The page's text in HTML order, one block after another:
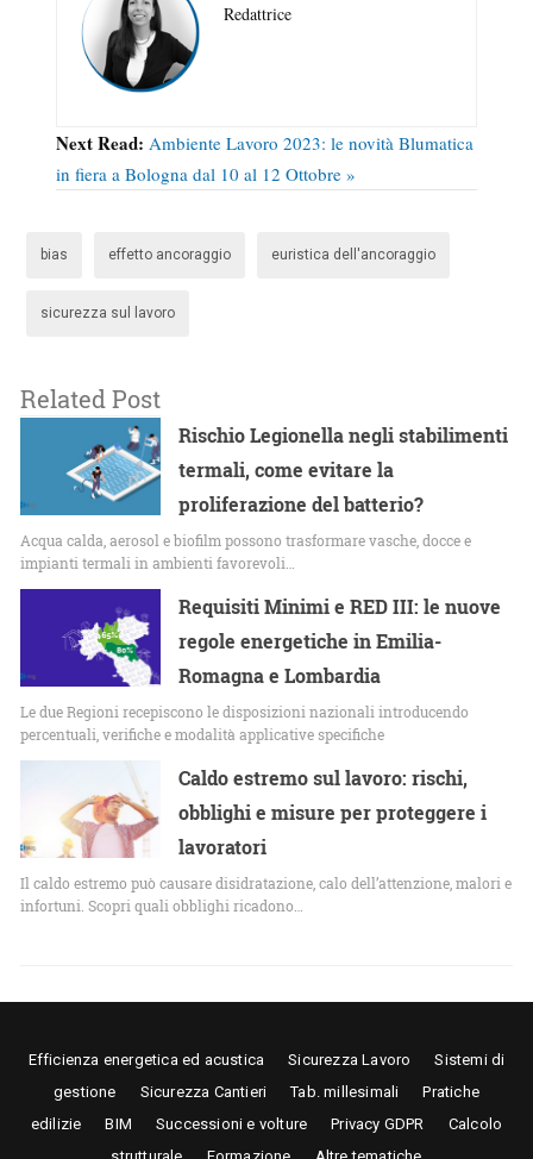
Redattrice
Next Read: Ambiente Lavoro 2023: le novità Blumatica
in fiera a Bologna dal 10 al 12 Ottobre »
bias effetto ancoraggio euristica dell'ancoraggio
sicurezza sul lavoro
Related Post
Rischio Legionella negli stabilimenti
termali, come evitare la
proliferazione del batterio?
Acqua calda, aerosol e biofilm possono trasformare vasche, docce e
impianti termali in ambienti favorevoli…
Requisiti Minimi e RED III: le nuove
regole energetiche in Emilia-
Romagna e Lombardia
Le due Regioni recepiscono le disposizioni nazionali introducendo
percentuali, verifiche e modalità applicative specifiche
Caldo estremo sul lavoro: rischi,
obblighi e misure per proteggere i
lavoratori
Il caldo estremo può causare disidratazione, calo dell’attenzione, malori e
infortuni. Scopri quali obblighi ricadono…
Efficienza energetica ed acustica Sicurezza Lavoro
Sistemi di
gestione
Sicurezza Cantieri Tab. millesimali
Pratiche
edilizie
BIM Successioni e volture Privacy GDPR
Calcolo